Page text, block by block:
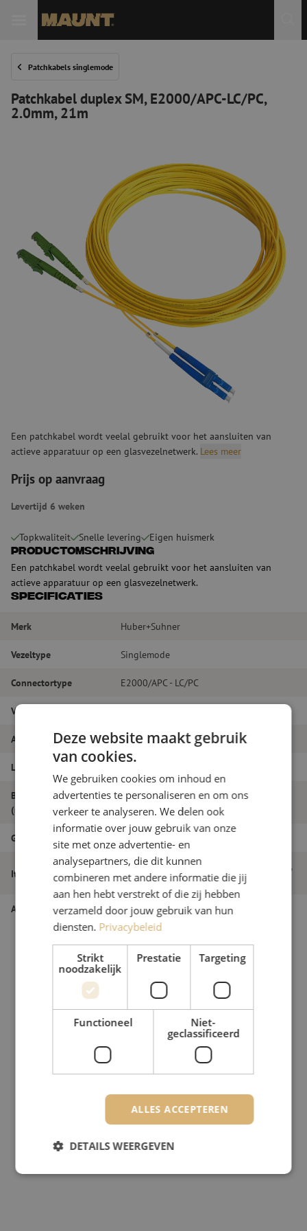
Patchkabels singlemode
Patchkabel duplex SM, E2000/APC-LC/PC,
2.0mm, 21m
Een patchkabel wordt veelal gebruikt voor het aansluiten van
actieve apparatuur op een glasvezelnetwerk. Lees meer
Prijs op aanvraag
Levertijd 6 weken
Topkwaliteit Snelle levering Eigen huismerk
Productomschrijving
Een patchkabel wordt veelal gebruikt voor het aansluiten van
actieve apparatuur op een glasvezelnetwerk.
Specificaties
Merk Huber+Suhner
Vezeltype Singlemode
Connectortype E2000/APC - LC/PC
Vezelsoort
Aantal vezels Duplex
Lengte
Buitendiameter
(mm)
2.0
Grade
Itemnaam
Patchkabel duplex SM, E2000/APC-LC/PC,
2.0mm, 21m
Artikelnummer M20000292
Deze website maakt gebruik
van cookies.
We gebruiken cookies om inhoud en
advertenties te personaliseren en om ons
verkeer te analyseren. We delen ook
informatie over jouw gebruik van onze
site met onze advertentie- en
analysepartners, die dit kunnen
combineren met andere informatie die jij
aan hen hebt verstrekt of die zij hebben
verzameld door jouw gebruik van hun
diensten. Privacybeleid
Strikt
noodzakelijk
Prestatie Targeting
Functioneel
Niet-
geclassificeerd
ALLES ACCEPTEREN
DETAILS WEERGEVEN